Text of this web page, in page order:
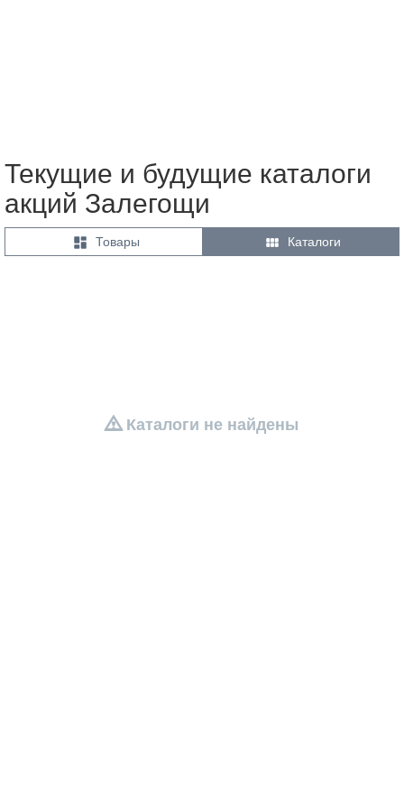
Текущие и будущие каталоги
акций Залегощи
 Товары  Каталоги
Каталоги не найдены